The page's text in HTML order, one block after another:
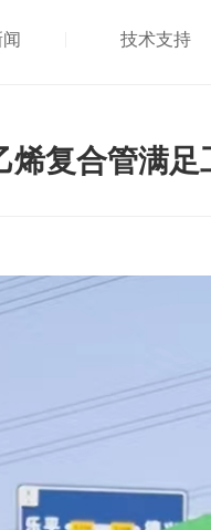
技术支持
烯复合管满足